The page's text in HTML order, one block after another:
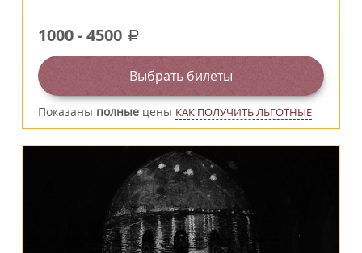
1000-4500 a
Выбрать билеты
Показаны полные цены КАК ПОЛУЧИТЬ ЛЬГОТНЫЕ